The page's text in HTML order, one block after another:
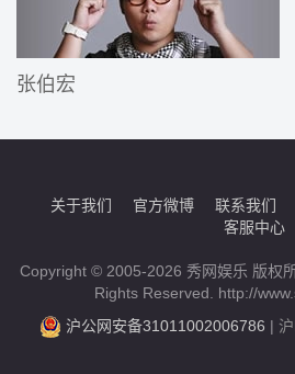
张伯宏
关于我们 官方微博 联系我们
客服中心
Copyright © 2005-2026 秀网娱乐 版权
Rights Reserved. http://
沪公网安备31011002006786 |